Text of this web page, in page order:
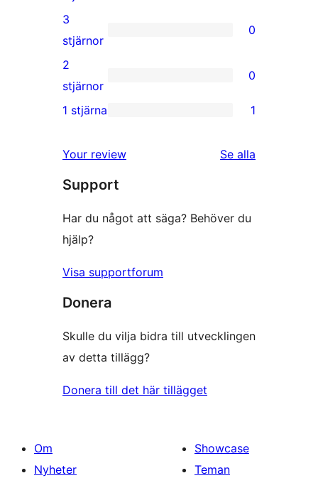
recension
4-
stjärniga
recensioner
0
3-
stjärniga
recensioner
3
stjärnor
0
0
2-
recensioner
2
stjärnor
0
stjärnig
recension
1 stjärna 1
Your review Se alla
Support
Har du något att säga? Behöver du
hjälp?
Visa supportforum
Donera
Skulle du vilja bidra till utvecklingen
av detta tillägg?
Donera till det här tillägget
Om
Nyheter
Showcase
Teman